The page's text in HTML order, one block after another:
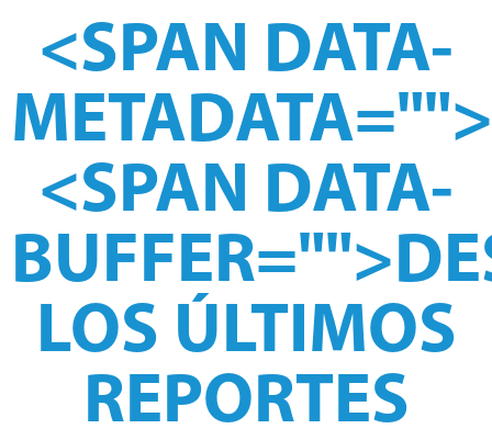
<SPAN DATA-
METADATA="">
<SPAN DATA-
BUFFER="
LOS ÚLTIMOS
REPORTES